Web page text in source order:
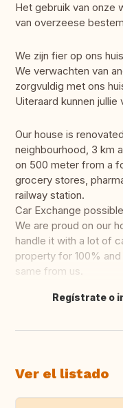
Het gebruik van onze
van overzeese
We zijn fier op ons
We verwachten van
zorgvuldig met ons
Uiteraard kunnen
Our house is
neighbourhood, 3 km
on 500 meter from a
grocery stores,
railway station.
Car Exchange
We are proud on our
handle it with a lot of
property for 100%
same from us.
Traducir
Regístrate o
Ver el listado